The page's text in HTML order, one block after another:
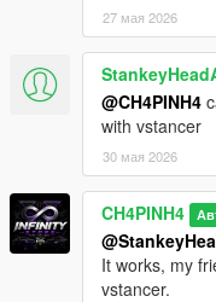
27 мая 2026
@CH4PINH4
with vstancer
30 мая 2026
CH4PINH4
It works, my
vstancer.